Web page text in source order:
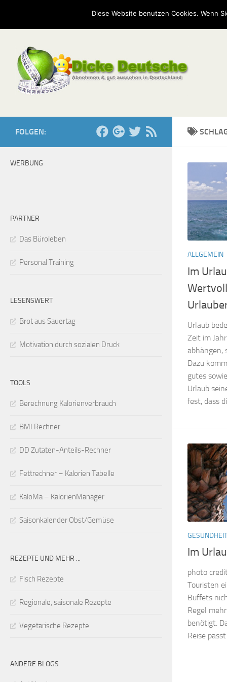
Kontakt Serien Umfragen
ALLGEMEIN
Im
Urlaub
Zeit im
abhängen,
Dazu
gutes
Urlaub
fest, dass
GESUNDHEIT
Im
photo
Touristen
Buffets
Regel
benötigt.
Reise
FOLGEN:
WERBUNG
PARTNER
Das Büroleben
Personal Training
LESENSWERT
Brot aus Sauertag
Motivation durch sozialen Druck
TOOLS
Berechnung Kalorienverbrauch
BMI Rechner
DD Zutaten-Anteils-Rechner
Fettrechner – Kalorien Tabelle
KaloMa – KalorienManager
Saisonkalender Obst/Gemüse
REZEPTE UND MEHR ...
Fisch Rezepte
Regionale, saisonale Rezepte
Vegetarische Rezepte
ANDERE BLOGS
Diese Website benutzen Cookies. Wenn